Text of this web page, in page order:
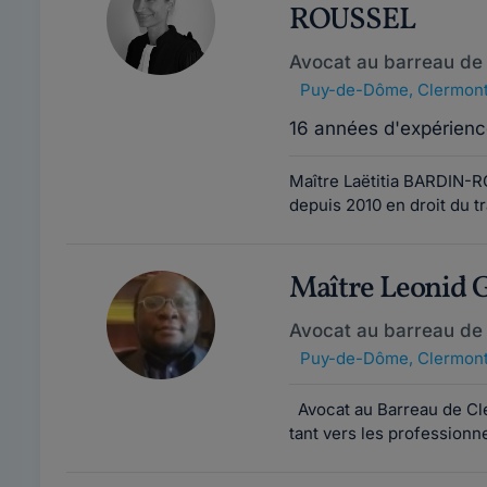
ROUSSEL
Avocat au barreau
Puy-de-Dôme,
16 années
Maître Laëtitia BARDIN-
depuis 2010 en droit du
Maître Leonid
Avocat au barreau
Puy-de-Dôme,
Avocat au Barreau de
tant vers les